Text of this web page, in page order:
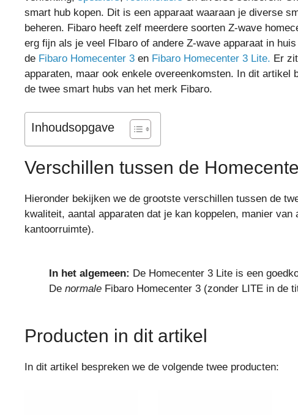
smart hub kopen. Dit is een apparaat waaraan je diverse
beheren. Fibaro heeft zelf meerdere soorten Z-wave
erg fijn als je veel FIbaro of andere Z-wave apparaat in
de Fibaro Homecenter 3 en Fibaro Homecenter 3 Lite. Er
apparaten, maar ook enkele overeenkomsten. In dit
de twee smart hubs van het merk Fibaro.
Inhoudsopgave
Verschillen tussen de
Hieronder bekijken we de grootste verschillen tussen de
kwaliteit, aantal apparaten dat je kan koppelen, manier
kantoorruimte).
In het algemeen: De Homecenter 3 Lite is een
Denormale Fibaro Homecenter 3 (zonder LITE in de
Producten in dit artikel
In dit artikel bespreken we de volgende twee producten: